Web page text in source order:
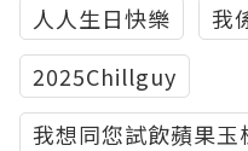
人人生日快樂
我
2025Chillguy
我想同您試飲蘋果玉